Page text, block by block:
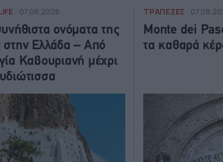
07.08.2026
ονόματα της
στην Ελλάδα – Από
Καβουριανή μέχρι
ΤΡΑΠΕΖΕΣ
Monte dei
τα καθαρά